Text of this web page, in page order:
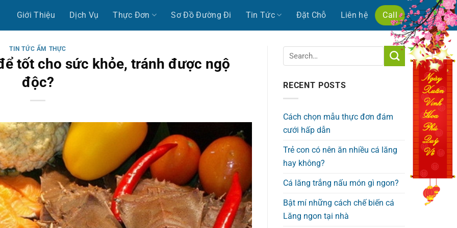
Giới Thiệu Dịch Vụ Thực Đơn Sơ Đồ Đường Đi Tin Tức Đặt Chỗ Liên hệ Call
TIN TỨC ẨM THỰC
tốt cho sức khỏe, tránh được ngộ
độc?
RECENT POSTS
Cách chọn mẫu thực đơn đám
cưới hấp dẫn
Trẻ con có nên ăn nhiều cá lăng
hay không?
Cá lăng trắng nấu món gì ngon?
Bật mí những cách chế biến cá
Lăng ngon tại nhà